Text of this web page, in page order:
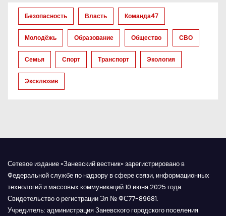
з
а
п
и
с
м
Безопасность Власть Команда47
Молодёжь Образование Общество СВО
Семья Спорт Транспорт Экология
Эксклюзив
Сетевое издание «Заневский вестник» зарегистрировано в
Федеральной службе по надзору в сфере связи, информационных
технологий и массовых коммуникаций 10 июня 2025 года.
Свидетельство о регистрации Эл № ФС77-89681.
Учредитель: администрация Заневского городского поселения